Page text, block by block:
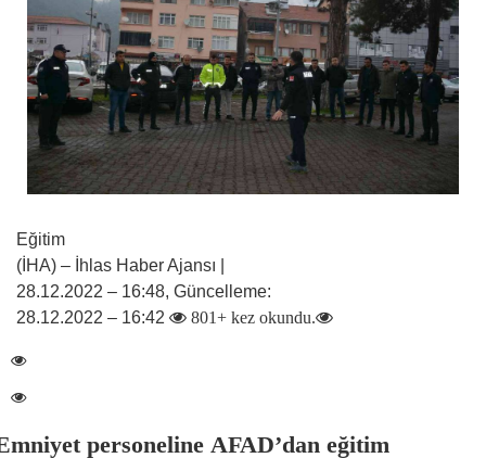
Eğitim
(İHA) – İhlas Haber Ajansı |
28.12.2022 – 16:48, Güncelleme:
28.12.2022 – 16:42
801+ kez okundu.
personeline AFAD’dan eğitim